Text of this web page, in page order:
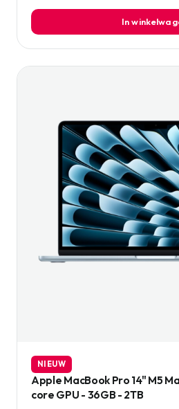
In
NIEUW
Apple MacBook Pro 14" M5
core GPU - 36GB - 2TB